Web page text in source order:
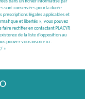
dans un fichier informatisé par
sont conservées pour la durée
prescriptions légales applicables et
et libertés », vous pouvez
rectifier en contactant PLACYR
de la liste d'opposition au
pouvez vous inscrire ici :
»